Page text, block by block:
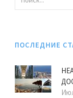
ПОСЛЕДНИЕ